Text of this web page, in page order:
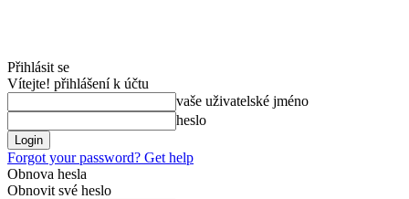
Přihlásit se
Vítejte! přihlášení k účtu
vaše uživatelské jméno
heslo
Forgot your password? Get help
Obnova hesla
Obnovit své heslo